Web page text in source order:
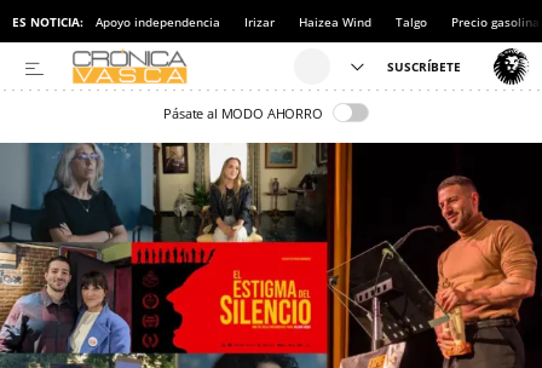
ES NOTICIA: Apoyo independencia Irizar Haizea Wind Talgo Precio gasolina
Pásate al MODO AHORRO